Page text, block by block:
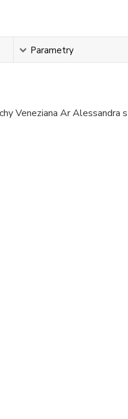
Parametry
Veneziana Ar Alessandra